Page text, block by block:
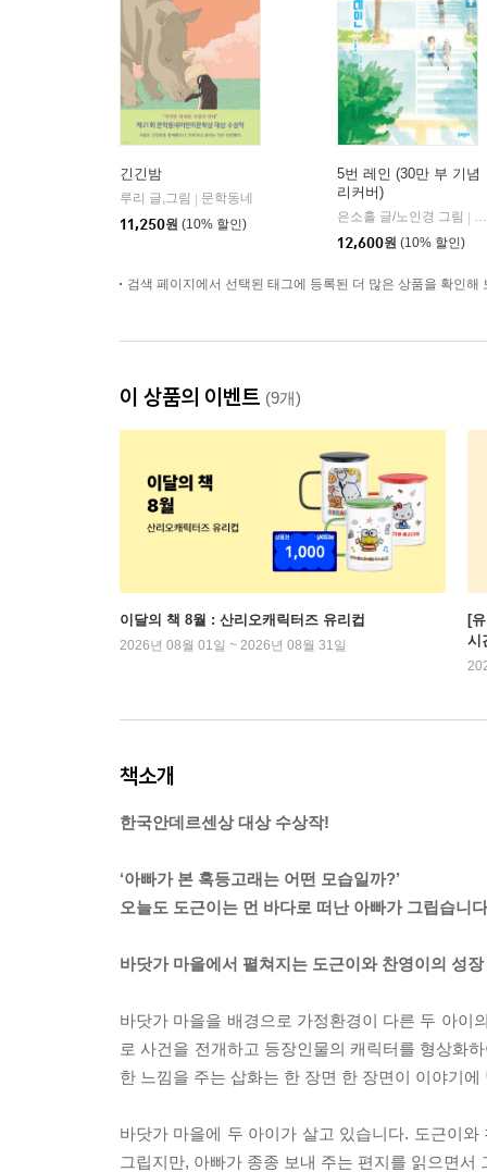
긴긴밤
루리 글,그림
문학동네
11,250원 (10% 할인)
5번 레인 (30만 부 기념
리커버)
은소홀 글/노인경 그림
12,600원 (10% 할인)
검색 페이지에서 선택된 태그에 등록된 더 많은 상품을 확인해
이 상품의 이벤트 (9개)
이달의 책 8월 : 산리오캐릭터즈 유리컵
2026년 08월 01일 ~ 2026년 08월 31일
[
시
책소개
한국안데르센상 대상 수상작!
‘아빠가 본 혹등고래는 어떤 모습일까?’
오늘도 도근이는 먼 바다로 떠난 아빠가 그립습니
바닷가 마을에서 펼쳐지는 도근이와 찬영이의 성
바닷가 마을을 배경으로 가정환경이 다른 두 아이
로 사건을 전개하고 등장인물의 캐릭터를 형상화
한 느낌을 주는 삽화는 한 장면 한 장면이 이야기
바닷가 마을에 두 아이가 살고 있습니다. 도근이
그립지만, 아빠가 종종 보내 주는 편지를 읽으면